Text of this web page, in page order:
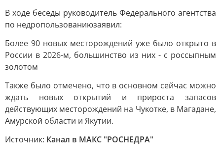
В ходе беседы руководитель Федерального агентства
по недропользованиюзаявил:
Более 90 новых месторождений уже было открыто в
России в 2026-м, большинство из них - с россыпным
золотом
Также было отмечено, что в основном сейчас можно
ждать новых открытий и прироста запасов
действующих месторождений на Чукотке, в Магадане,
Амурской области и Якутии.
Источник: Канал в МАКС "РОСНЕДРА"